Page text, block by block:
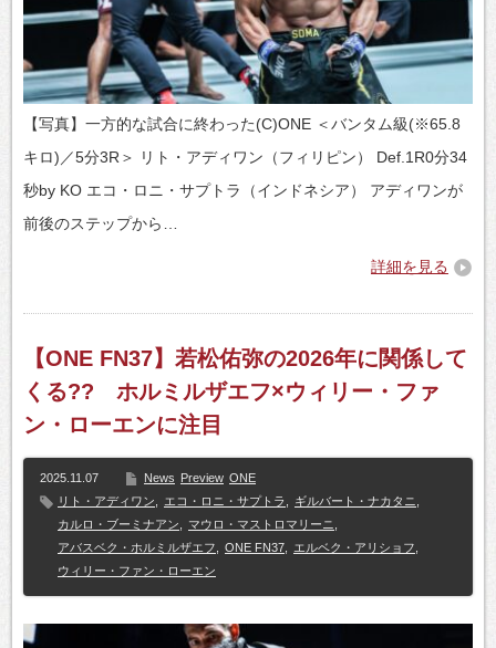
【写真】一方的な試合に終わった(C)ONE ＜バンタム級(※65.8
キロ)／5分3R＞ リト・アディワン（フィリピン） Def.1R0分34
秒by KO エコ・ロニ・サプトラ（インドネシア） アディワンが
前後のステップから…
詳細を見る
【ONE FN37】若松佑弥の2026年に関係して
くる?? ホルミルザエフ×ウィリー・ファ
ン・ローエンに注目
2025.11.07 News Preview ONE
リト・アディワン
エコ・ロニ・サプトラ ギルバート・ナカタニ
カルロ・ブーミナアン
マウロ・マストロマリーニ
アバスベク・ホルミルザエフ
ONE FN37 エルベク・アリショフ
ウィリー・ファン・ローエン